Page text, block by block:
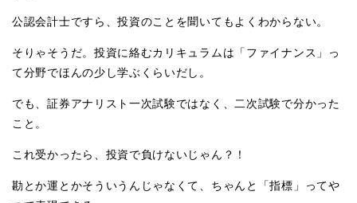
公認会計士ですら、投資のことを聞いてもよくわからない。
そりゃそうだ。投資に絡むカリキュラムは「ファイナンス」っ
て分野でほんの少し学ぶくらいだし。
でも、証券アナリスト一次試験ではなく、二次試験で分かった
こと。
これ受かったら、投資で負けないじゃん？！
勘とか運とかそういうんじゃなくて、ちゃんと「指標」ってや